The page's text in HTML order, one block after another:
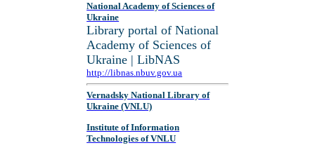
National Academy of Sciences of
Ukraine
Library portal of National
Academy of Sciences of
Ukraine | LibNAS
http://libnas.nbuv.gov.ua
Vernadsky National Library of
Ukraine (VNLU)
Institute of Information
Technologies of VNLU